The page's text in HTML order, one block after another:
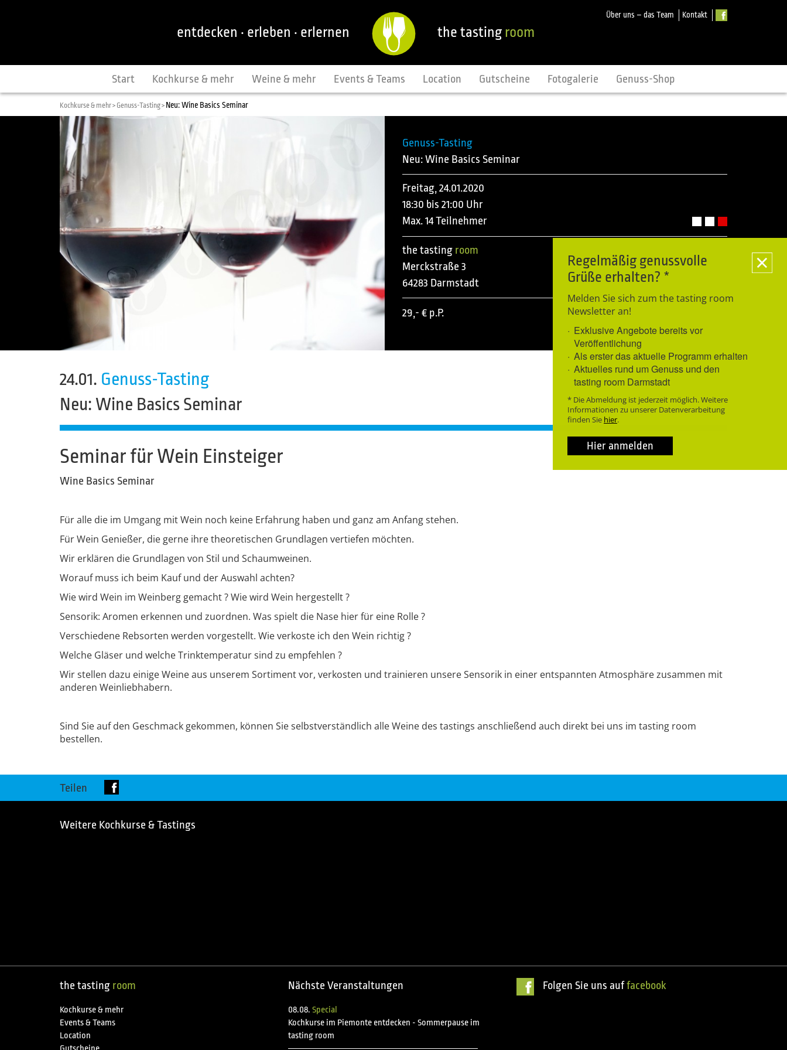
Über uns – das Team Kontakt
entdecken · erleben · erlernen the tastingroom
Start Kochkurse & mehr Weine & mehr Events & Teams Location Gutscheine Fotogalerie Genuss-Shop
Kochkurse & mehr > Genuss-Tasting > Neu: Wine Basics Seminar
Genuss-Tasting
Neu: Wine Basics Seminar
Freitag, 24.01.2020
18:30 bis 21:00 Uhr
Max. 14 Teilnehmer
the tasting room
Merckstraße 3
64283 Darmstadt
29,- € p.P. Neues Datum anfragen
24.01. Genuss-Tasting
Neu: Wine Basics Seminar
Seminar für Wein Einsteiger
Wine Basics Seminar
Für alle die im Umgang mit Wein noch keine Erfahrung haben und ganz am Anfang stehen.
Für Wein Genießer, die gerne ihre theoretischen Grundlagen vertiefen möchten.
Wir erklären die Grundlagen von Stil und Schaumweinen.
Worauf muss ich beim Kauf und der Auswahl achten?
Wie wird Wein im Weinberg gemacht ? Wie wird Wein hergestellt ?
Sensorik: Aromen erkennen und zuordnen. Was spielt die Nase hier für eine Rolle ?
Verschiedene Rebsorten werden vorgestellt. Wie verkoste ich den Wein richtig ?
Welche Gläser und welche Trinktemperatur sind zu empfehlen ?
Wir stellen dazu einige Weine aus unserem Sortiment vor, verkosten und trainieren unsere Sensorik in einer entspannten Atmosphäre zusammen mit
anderen Weinliebhabern.
Sind Sie auf den Geschmack gekommen, können Sie selbstverständlich alle Weine des tastings anschließend auch direkt bei uns im tasting room
bestellen.
Teilen
Weitere Kochkurse & Tastings
Regelmäßig genussvolle
Grüße erhalten? *
Melden Sie sich zum the tasting room
Newsletter an!
Exklusive Angebote bereits vor
Veröffentlichung
Als erster das aktuelle Programm erhalten
Aktuelles rund um Genuss und den
tasting room Darmstadt
* Die Abmeldung ist jederzeit möglich. Weitere
Informationen zu unserer Datenverarbeitung
finden Sie hier.
Hier anmelden
the tasting room
Kochkurse & mehr
Events & Teams
Location
Nächste Veranstaltungen
08.08. Special
Kochkurse im Piemonte entdecken - Sommerpause im
tasting room
Folgen Sie uns auffacebook